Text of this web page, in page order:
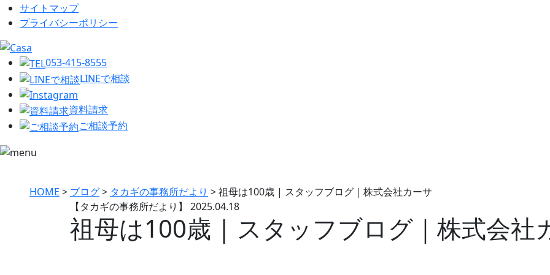
サイトマップ
プライバシーポリシー
053-415-8555
LINEで相談
資料請求
ご相談予約
HOME > ブログ> タカギの事務所だより >祖母は100歳 | スタッフブログ｜株式会社カーサ
【タカギの事務所だより】 2025.04.18
祖母は100歳 | スタッフブログ｜株式会社